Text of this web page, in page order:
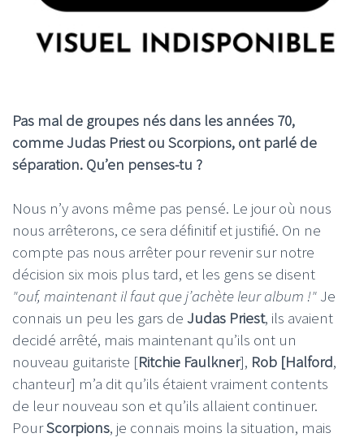
Pas mal de groupes nés dans les années 70,
comme Judas Priest ou Scorpions, ont parlé de
séparation. Qu’en penses-tu ?
Nous n’y avons même pas pensé. Le jour où nous
nous arrêterons, ce sera définitif et justifié. On ne
compte pas nous arrêter pour revenir sur notre
décision six mois plus tard, et les gens se disent
"ouf, maintenant il faut que j’achète leur album !" Je
connais un peu les gars de Judas Priest, ils avaient
decidé arrêté, mais maintenant qu’ils ont un
nouveau guitariste [Ritchie Faulkner], Rob [Halford,
chanteur] m’a dit qu’ils étaient vraiment contents
de leur nouveau son et qu’ils allaient continuer.
PourScorpions, je connais moins la situation, mais